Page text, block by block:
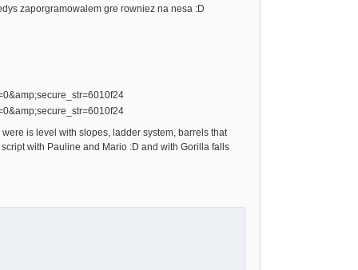
zaporgramowalem gre rowniez na nesa :D
is level with slopes, ladder system, barrels that
with Pauline and Mario :D and with Gorilla falls